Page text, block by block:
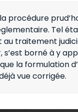
procédure
Tel
traitement
s’est borné à y
que la formulation
vue corrigée.